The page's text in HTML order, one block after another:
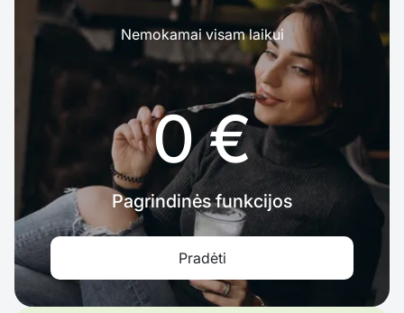
Nemokamai visam laikui
0 €
Pagrindinės funkcijos
Pradėti